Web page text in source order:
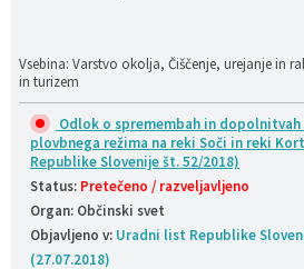
Vsebina: Varstvo okolja, Čiščenje, urejanje in
in turizem
Odlok o spremembah in
plovbnega režima na reki Soči in reki
Republike Slovenije št. 52/2018)
Status: Pretečeno / razveljavljeno
Organ: Občinski svet
Objavljeno v: Uradni list Republike
(27.07.2018)